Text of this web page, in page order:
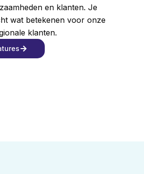
en klanten. Je
wat betekenen voor onze
klanten.